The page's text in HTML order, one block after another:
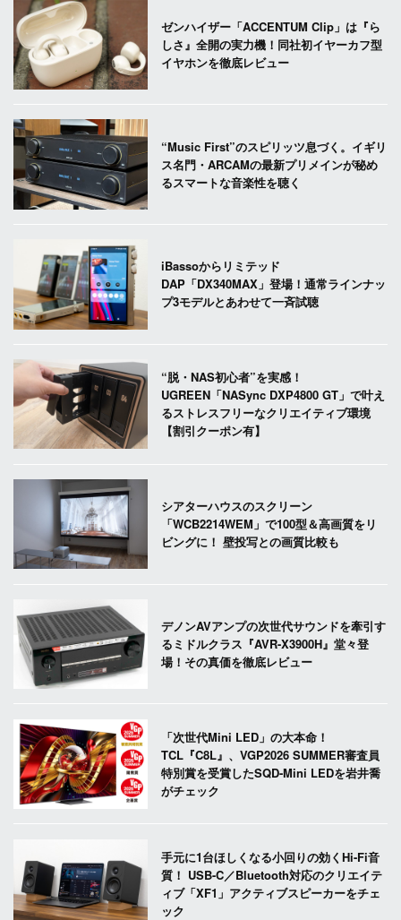
ゼンハイザー「ACCENTUM Clip」は『ら
しさ』全開の実力機！同社初イヤーカフ型
イヤホンを徹底レビュー
“Music First”のスピリッツ息づく。イギリ
ス名門・ARCAMの最新プリメインが秘め
るスマートな音楽性を聴く
iBassoからリミテッド
DAP「DX340MAX」登場！通常ラインナッ
プ3モデルとあわせて一斉試聴
“脱・NAS初心者”を実感！
UGREEN「NASync DXP4800 GT」で叶え
るストレスフリーなクリエイティブ環境
【割引クーポン有】
シアターハウスのスクリーン
「WCB2214WEM」で100型＆高画質をリ
ビングに！ 壁投写との画質比較も
デノンAVアンプの次世代サウンドを牽引す
るミドルクラス『AVR-X3900H』堂々登
場！その真価を徹底レビュー
「次世代Mini LED」の大本命！
TCL『C8L』、VGP2026 SUMMER審査員
特別賞を受賞したSQD-Mini LEDを岩井喬
がチェック
手元に1台ほしくなる小回りの効くHi-Fi音
質！ USB-C／Bluetooth対応のクリエイテ
ィブ「XF1」アクティブスピーカーをチェ
ック